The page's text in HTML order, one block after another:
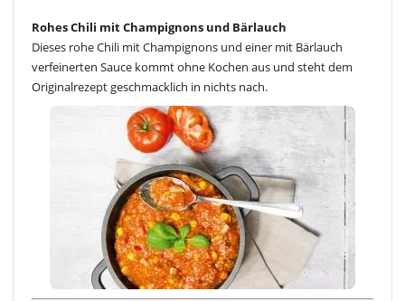
Rohes Chili mit Champignons und Bärlauch
Dieses rohe Chili mit Champignons und einer mit Bärlauch
verfeinerten Sauce kommt ohne Kochen aus und steht dem
Originalrezept geschmacklich in nichts nach.